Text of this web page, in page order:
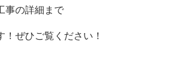
事の詳細まで
！ぜひご覧ください！